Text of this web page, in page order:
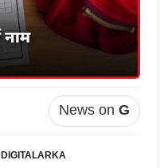
News on G
DIGITALARKA